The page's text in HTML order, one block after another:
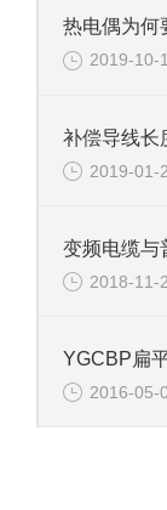
2019-10-
2019-01-
2018-11-
2016-05-